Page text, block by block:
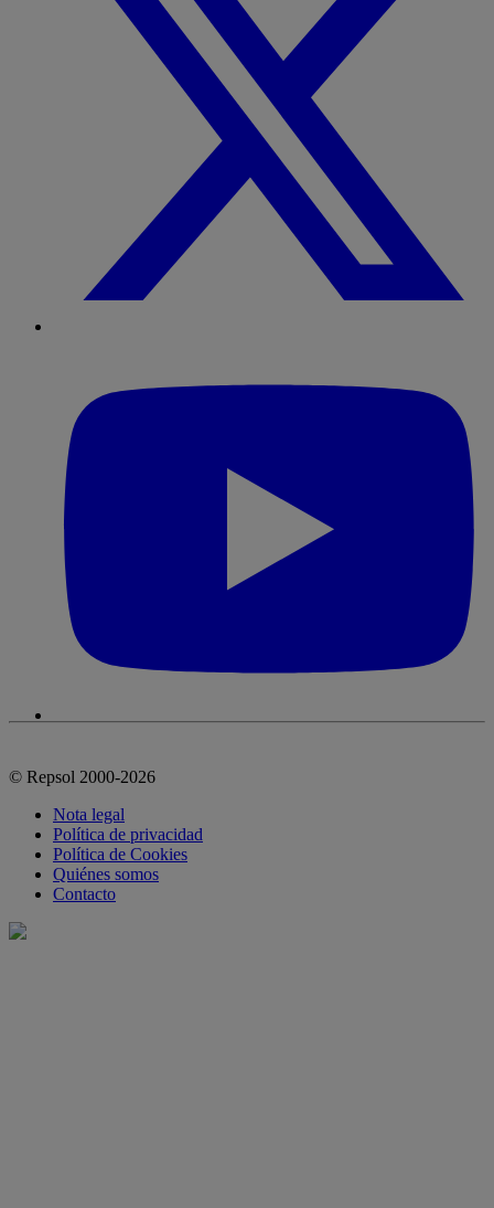
© Repsol 2000-2026
Nota legal
Política de privacidad
Política de Cookies
Quiénes somos
Contacto